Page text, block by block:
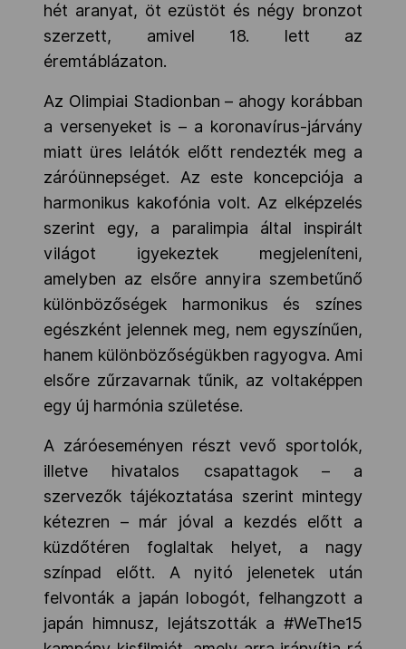
hét aranyat, öt ezüstöt és négy bronzot
szerzett, amivel 18. lett az
éremtáblázaton.
Az Olimpiai Stadionban – ahogy korábban
a versenyeket is – a koronavírus-járvány
miatt üres lelátók előtt rendezték meg a
záróünnepséget. Az este koncepciója a
harmonikus kakofónia volt. Az elképzelés
szerint egy, a paralimpia által inspirált
világot igyekeztek megjeleníteni,
amelyben az elsőre annyira szembetűnő
különbözőségek harmonikus és színes
egészként jelennek meg, nem egyszínűen,
hanem különbözőségükben ragyogva. Ami
elsőre zűrzavarnak tűnik, az voltaképpen
egy új harmónia születése.
A záróeseményen részt vevő sportolók,
illetve hivatalos csapattagok – a
szervezők tájékoztatása szerint mintegy
kétezren – már jóval a kezdés előtt a
küzdőtéren foglaltak helyet, a nagy
színpad előtt. A nyitó jelenetek után
felvonták a japán lobogót, felhangzott a
japán himnusz, lejátszották a #WeThe15